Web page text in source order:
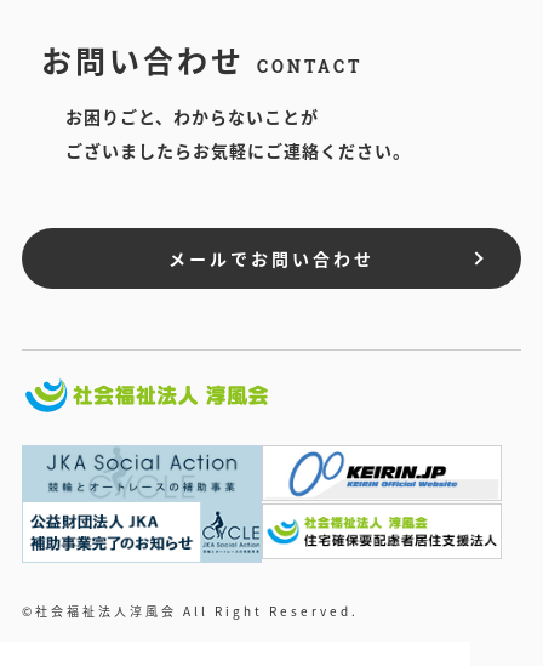
お問い合わせ CONTACT
お困りごと、わからないことが
ございましたらお気軽にご連絡ください。
メールでお問い合わせ
©社会福祉法人淳風会 All Right Reserved.